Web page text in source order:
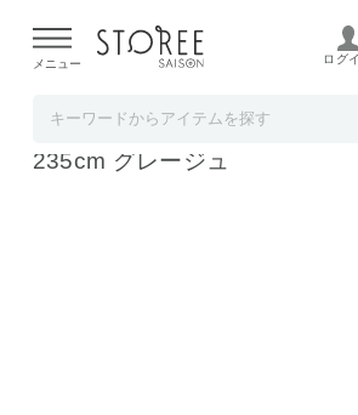
よる配送遅延が発生しております。
メニュー ログ
こたつ布団 長方形 あったか
235cm グレージュ